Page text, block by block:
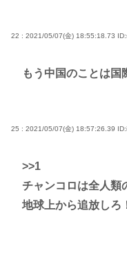
22 : 2021/05/07(金) 18:55:18.73
もう中国のことは国
25 : 2021/05/07(金) 18:57:26.39
>>1
チャンコロは全人類
地球上から追放しろ